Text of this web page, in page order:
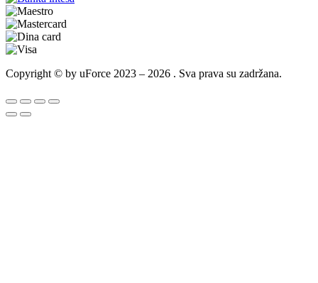
Copyright © by uForce 2023 – 2026 . Sva prava su zadržana.